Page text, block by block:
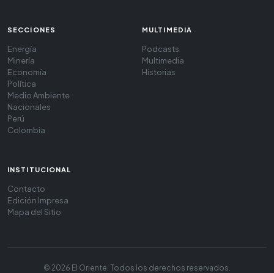
SECCIONES
Energía
Minería
Economía
Política
Medio Ambiente
Nacionales
Perú
Colombia
MULTIMEDIA
Podcasts
Multimedia
Historias
INSTITUCIONAL
Contacto
Edición Impresa
Mapa del Sitio
© 2026 El Oriente. Todos los derechos reservados.